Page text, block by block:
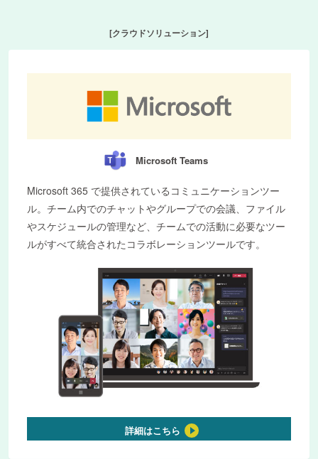
[クラウドソリューション]
Microsoft Teams
Microsoft 365 で提供されているコミュニケーションツー
ル。チーム内でのチャットやグループでの会議、ファイル
やスケジュールの管理など、チームでの活動に必要なツー
ルがすべて統合されたコラボレーションツールです。
詳細はこちら